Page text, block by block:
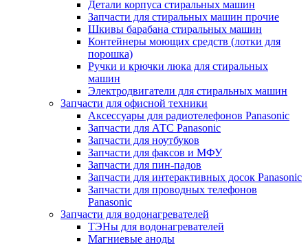
Детали корпуса стиральных машин
Запчасти для стиральных машин прочие
Шкивы барабана стиральных машин
Контейнеры моющих средств (лотки для
порошка)
Ручки и крючки люка для стиральных
машин
Электродвигатели для стиральных машин
Запчасти для офисной техники
Аксессуары для радиотелефонов Panasonic
Запчасти для АТС Panasonic
Запчасти для ноутбуков
Запчасти для факсов и МФУ
Запчасти для пин-падов
Запчасти для интерактивных досок Panasonic
Запчасти для проводных телефонов
Panasonic
Запчасти для водонагревателей
ТЭНы для водонагревателей
Магниевые аноды